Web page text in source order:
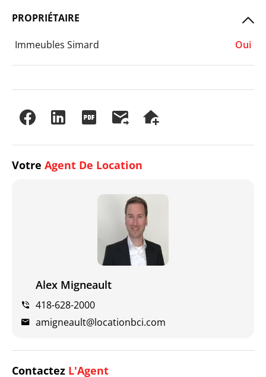
PROPRIÉTAIRE
Immeubles Simard Oui
Votre Agent De Location
Alex Migneault
418-628-2000
amigneault@locationbci.com
Contactez L'Agent